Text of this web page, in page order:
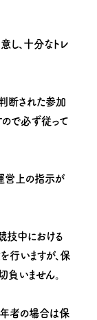
、十分なトレ
断された参加
で必ず従って
営上の指示が
技中における
行いますが、保
いません。
年者の場合は保